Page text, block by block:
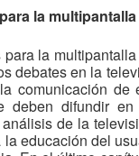
la multipantalla
la
debates en la
comunicación
deben difundir
de la
educación del